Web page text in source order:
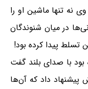
نه تنها ماشین او را
در میان شنوندگان
پیدا کرده بود!
بود با صدای بلند گفت
داد که آن‌ها